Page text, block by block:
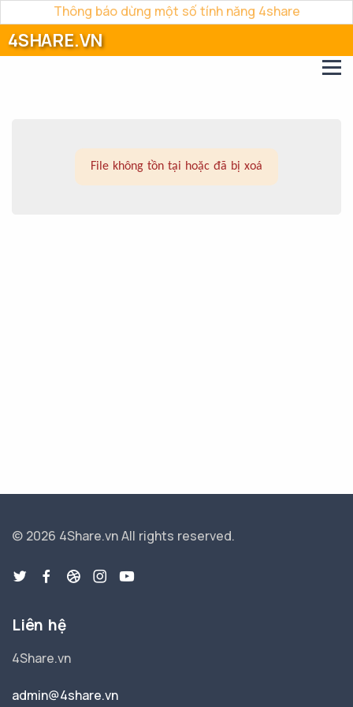
Thông báo dừng một số tính năng 4share
4SHARE.VN
File không tồn tại hoặc đã bị xoá
© 2026 4Share.vnAll rights reserved.
Liên hệ
4Share.vn
admin@4share.vn